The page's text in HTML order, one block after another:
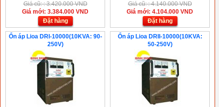
Giá cũ: : 3.420.000 VND
Giá mới: 3.384.000 VND
Đặt hàng
Giá cũ: : 4.140.000 VND
Giá mới: 4.104.000 VND
Đặt hàng
Ổn áp Lioa DRI-10000(10KVA: 90-
250V)
Ổn áp Lioa DRII-10000(10KVA:
50-250V)